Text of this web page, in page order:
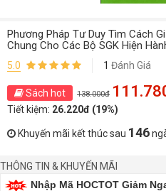
Phương Pháp Tư Duy Tìm Cách
Chung Cho Các Bộ SGK Hiện
5.0 1 Đánh Giá
Sách hot 138.000đ
Tiết kiệm: 26.220đ (19%)
Khuyến mãi kết thúc sau 146
THÔNG TIN & KHUYẾN MÃI
Nhập Mã HOCTOT Giảm